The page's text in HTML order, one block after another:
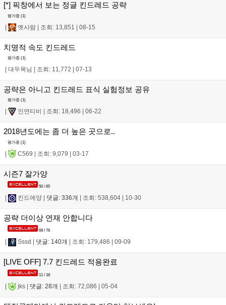
[*] 픽창에서 보는 정글 킨드레드 공략
평가중 (1)
| 옛사람 | 조회: 13,851 | 08-15
치명적 속도 킨드레드
평가중 (1)
| 대두목님 | 조회: 11,772 | 07-13
공략은 아니고 킨드레드 표식 실험정보 공유
평가중 (1)
인연티비 조회: 18,496 06-22
2018년도에는 좀 더 높은 곳으로..
평가중 (1)
| C569 | 조회: 9,079 | 03-17
시즌7 잘가양
50 / 65
킨드에양 댓글: 336개 조회: 538,604 10-30
공략 더이상 연재 안합니다
69 / 76
Sssd 댓글: 140개 조회: 179,486 09-09
[LIVE OFF] 7.7 킨드레드 적용완료
11 / 18
| jks | 댓글: 28개 | 조회: 72,086 | 05-04